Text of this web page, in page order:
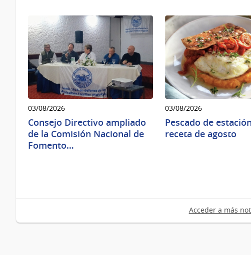
03/08/2026
Consejo Directivo ampliado
de la Comisión Nacional de
Fomento…
03/08/2026
Pescado de
receta de agosto
Acceder a más